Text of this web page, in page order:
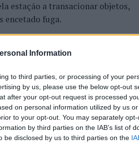
Information
to third parties, or processing of your
by us, please use the below opt-out
after your opt-out request is processed
on personal information utilized by us
to your opt-out. You may separately
by third parties on the IAB’s list of
be disclosed by us to third parties on the
estação a transacionar objetos,
encetado fuga.
que transportava a tiracolo,
a vende-los naquele local, o qual
selo fiscal, não estando, assim,
devidos.
e 270 euros em notas do BCE.